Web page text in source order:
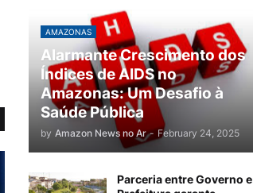
AMAZONAS
Alarmante Crescimento dos
Índices de AIDS no
Amazonas: Um Desafio à
Saúde Pública
by Amazon News no Ar - February 24, 2025
Parceria entre Governo e